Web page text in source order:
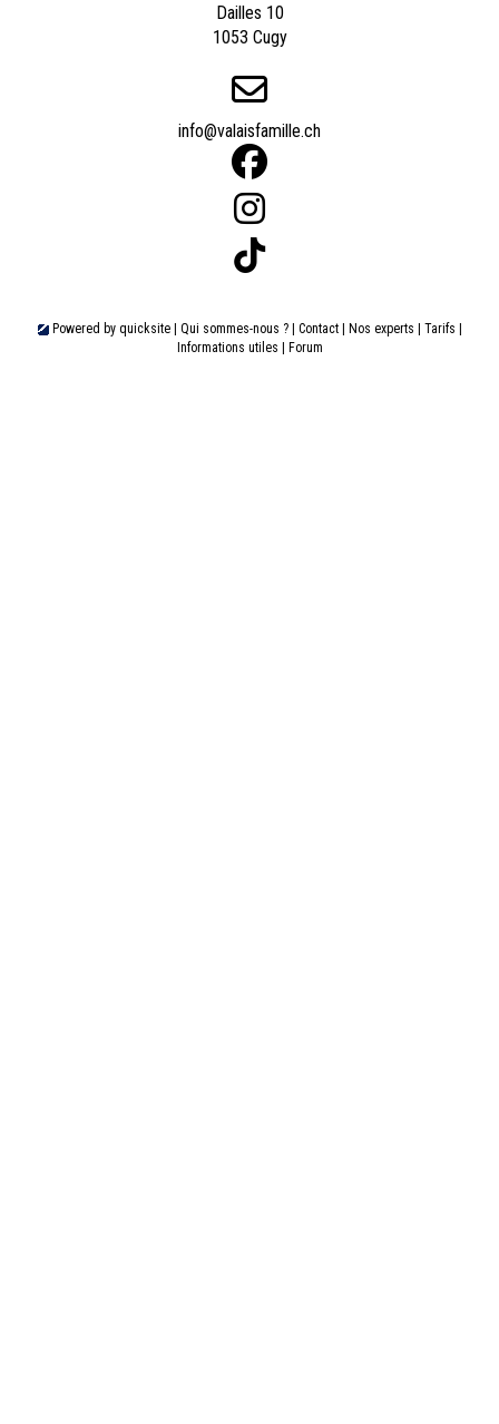
Dailles 10
1053 Cugy
info@valaisfamille.ch
Powered by quicksite Qui sommes-nous ?| Contact| Nos experts Tarifs
Informations utiles
Forum